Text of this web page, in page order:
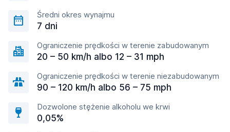
Średni okres wynajmu
7 dni
Ograniczenie prędkości w terenie zabudowanym
20 – 50 km/h albo 12 – 31 mph
Ograniczenie prędkości w terenie niezabudowanym
90 – 120 km/h albo 56 – 75 mph
Dozwolone stężenie alkoholu we krwi
0,05%